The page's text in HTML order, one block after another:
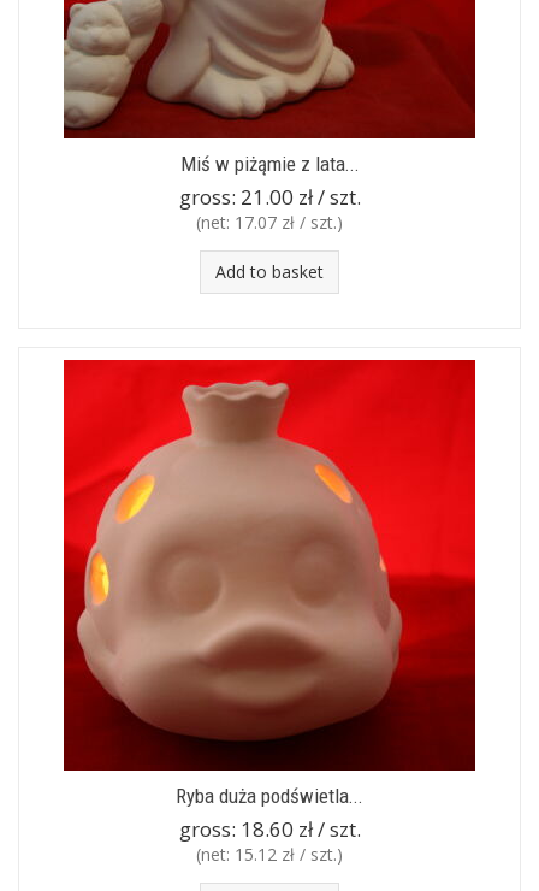
Miś w piżąmie z lata...
gross: 21.00 zł / szt.
(net: 17.07 zł / szt.)
Add to basket
Ryba duża podświetla...
gross: 18.60 zł / szt.
(net: 15.12 zł / szt.)